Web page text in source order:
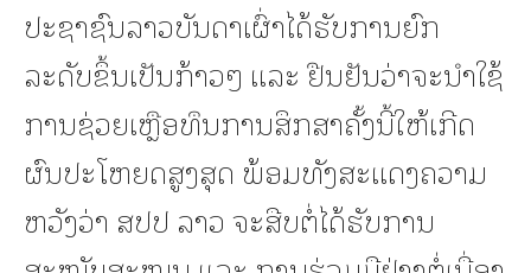
ປະຊາຊົນລາວບັນດາເຜົ່າໄດ້ຮັບການຍົກ
ລະດັບຂຶ້ນເປັນກ້າວໆ ແລະ ຢືນຢັນວ່າຈະນໍາໃຊ້
ການຊ່ວຍເຫຼືອທຶນການສຶກສາຄັ້ງນີ້ໃຫ້ເກີດ
ຜົນປະໂຫຍດສູງສຸດ ພ້ອມທັງສະແດງຄວາມ
ຫວັງວ່າ ສປປ ລາວ ຈະສືບຕໍ່ໄດ້ຮັບການ